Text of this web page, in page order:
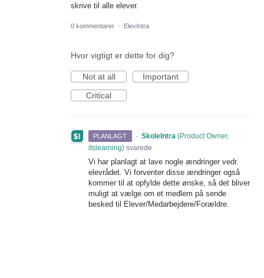
skrive til alle elever.
0 kommentarer · ElevIntra
Hvor vigtigt er dette for dig?
Not at all
Important
Critical
PLANLAGT · SkoleIntra (Product Owner,
itslearning) svarede
Vi har planlagt at lave nogle ændringer vedr.
elevrådet. Vi forventer disse ændringer også
kommer til at opfylde dette ønske, så det bliver
muligt at vælge om et medlem på sende
besked til Elever/Medarbejdere/Forældre.